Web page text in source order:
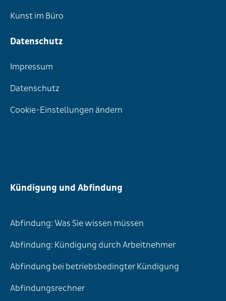
Kunst im Büro
Datenschutz
Impressum
Datenschutz
Cookie-Einstellungen ändern
Kündigung und Abfindung
Abfindung: Was Sie wissen müssen
Abfindung: Kündigung durch Arbeitnehmer
Abfindung bei betriebsbedingter Kündigung
Abfindungsrechner